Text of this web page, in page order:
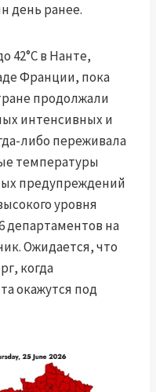
день ранее.
42°C в Нанте,
Франции, пока
продолжали
интенсивных и
либо переживала
температуры
предупреждений
уровня
департаментов на
Ожидается, что
когда
окажутся под